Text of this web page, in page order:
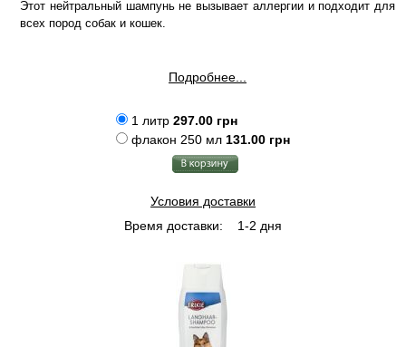
Этот нейтральный шампунь не вызывает аллергии и подходит для
всех пород собак и кошек.
Подробнее...
1 литр 297.00 грн
флакон 250 мл 131.00 грн
Условия доставки
Время доставки:
1-2 дня